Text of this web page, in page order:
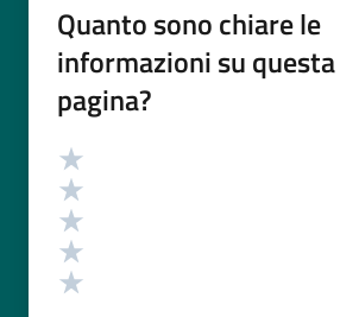
Quanto sono chiare le
informazioni su questa
pagina?
Valutazione